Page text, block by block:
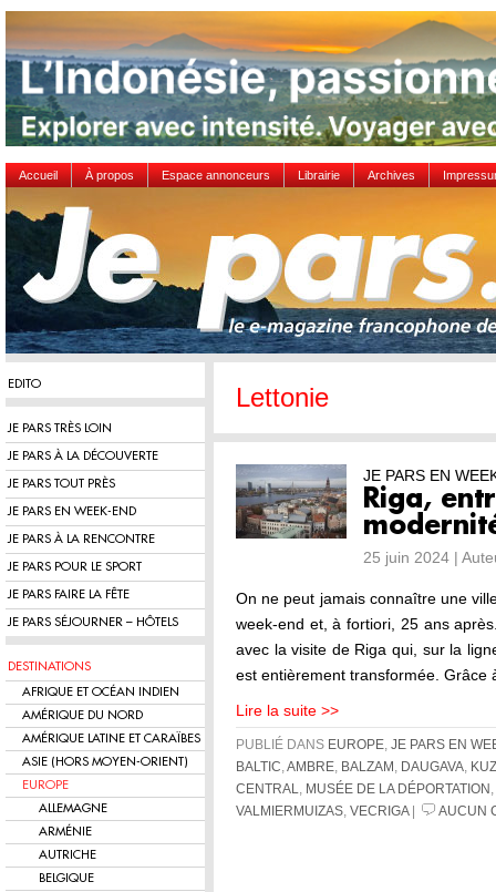
Accueil À propos Espace annonceurs Librairie Archives
EDITO
JE PARS TRÈS LOIN
JE PARS À LA DÉCOUVERTE
JE PARS TOUT PRÈS
JE PARS EN WEEK-END
JE PARS À LA RENCONTRE
JE PARS POUR LE SPORT
JE PARS FAIRE LA FÊTE
JE PARS SÉJOURNER – HÔTELS
DESTINATIONS
AFRIQUE ET OCÉAN INDIEN
AMÉRIQUE DU NORD
AMÉRIQUE LATINE ET CARAÏBES
ASIE (HORS MOYEN-ORIENT)
EUROPE
ALLEMAGNE
ARMÉNIE
AUTRICHE
BELGIQUE
Lettonie
JE PARS EN
Riga,
25 juin 2024 |
On ne peut jamais connaître une
week-end et, à fortiori, 25 ans
avec la visite de Riga qui, sur la
est entièrement transformée.
Lire la suite >>
PUBLIÉ DANS EUROPE JE PARS EN
BALTIC AMBRE BALZAM DAUGAVA
CENTRAL
MUSÉE DE LA DÉPORTATION
VALMIERMUIZAS VECRIGA| AUCUN